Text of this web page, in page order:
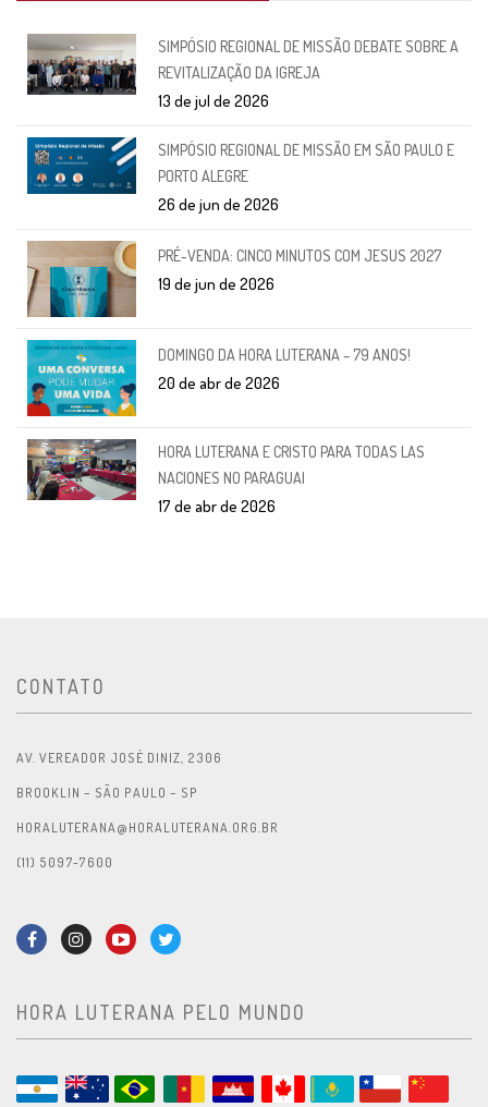
SIMPÓSIO REGIONAL DE MISSÃO DEBATE SOBRE A
REVITALIZAÇÃO DA IGREJA
13 de jul de 2026
SIMPÓSIO REGIONAL DE MISSÃO EM SÃO PAULO E
PORTO ALEGRE
26 de jun de 2026
PRÉ-VENDA: CINCO MINUTOS COM JESUS 2027
19 de jun de 2026
DOMINGO DA HORA LUTERANA – 79 ANOS!
20 de abr de 2026
HORA LUTERANA E CRISTO PARA TODAS LAS
NACIONES NO PARAGUAI
17 de abr de 2026
CONTATO
AV. VEREADOR JOSÉ DINIZ, 2306
BROOKLIN – SÃO PAULO – SP
HORALUTERANA@HORALUTERANA.ORG.BR
(11) 5097-7600
HORA LUTERANA PELO MUNDO